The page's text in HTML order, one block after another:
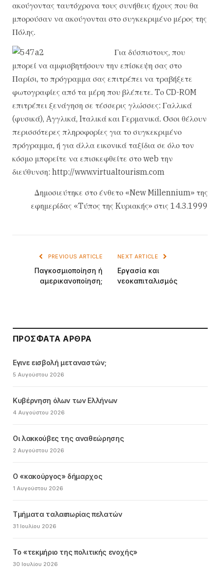
ακούγοντας ταυτόχρονα τους συνήθεις ήχους που θα
μπορούσαν να ακούγονται στο συγκεκριμένο μέρος της
Πόλης.
Για δύσπιστους, που
μπορεί να αμφισβητήσουν την επίσκεψη σας στο
Παρίσι, το πρόγραμμα σας επιτρέπει να τραβήξετε
φωτογραφίες από τα μέρη που βλέπετε. Tο CD-ROM
επιτρέπει ξενάγηση σε τέσσερις γλώσσες: Γαλλικά
(φυσικά), Aγγλικά, Iταλικά και Γερμανικά. Όσοι θέλουν
περισσότερες πληροφορίες για το συγκεκριμένο
πρόγραμμα, ή για άλλα εικονικά ταξίδια σε όλο τον
κόσμο μπορείτε να επισκεφθείτε στο web την
διεύθυνση: http://www.virtualtourism.com
Δημοσιεύτηκε στο ένθετο «New Millennium» της
εφημερίδας «Tύπος της Kυριακής» στις 14.3.1999
PREVIOUS ARTICLE
Παγκοσμιοποίηση ή
αμερικανοποίηση;
NEXT ARTICLE
Eργασία και
νεοκαπιταλισμός
ΠΡΌΣΦΑΤΑ ΆΡΘΡΑ
Εγινε εισβολή μεταναστών;
5 Αυγούστου 2026
Κυβέρνηση όλων των Ελλήνων
4 Αυγούστου 2026
Οι λακκούβες της αναθεώρησης
2 Αυγούστου 2026
Ο «κακούργος» δήμαρχος
1 Αυγούστου 2026
Τμήματα ταλαιπωρίας πελατών
31 Ιουλίου 2026
Το «τεκμήριο της πολιτικής ενοχής»
30 Ιουλίου 2026